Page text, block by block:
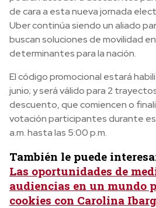
de cara a esta nueva jornada
Uber continúa siendo un aliado
buscan soluciones de movilidad
determinantes para la nación.
El código promocional estará
junio; y será válido para 2
descuento, que comiencen o
votación participantes durante
a.m. hasta las 5:00 p.m.
También le puede
Las oportunidades de
audiencias en un mundo
cookies con Carolina